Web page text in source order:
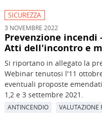
SICUREZZA
3 NOVEMBRE 2022
Prevenzione incendi
Atti dell'incontro e
Si riportano in allegato la
Webinar tenutosi l'11
eventuali proposte
1,2 e 3 settembre 2021.
ANTINCENDIO VALUTAZIONE